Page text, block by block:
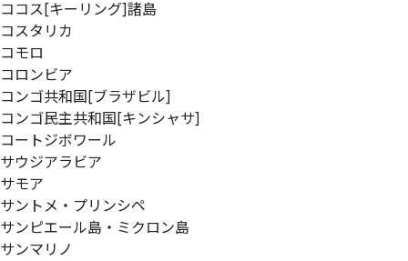
ココス[キーリング]諸島
コスタリカ
コモロ
コロンビア
コンゴ共和国[ブラザビル]
コンゴ民主共和国[キンシャサ]
コートジボワール
サウジアラビア
サモア
サントメ・プリンシペ
サンピエール島・ミクロン島
サンマリノ